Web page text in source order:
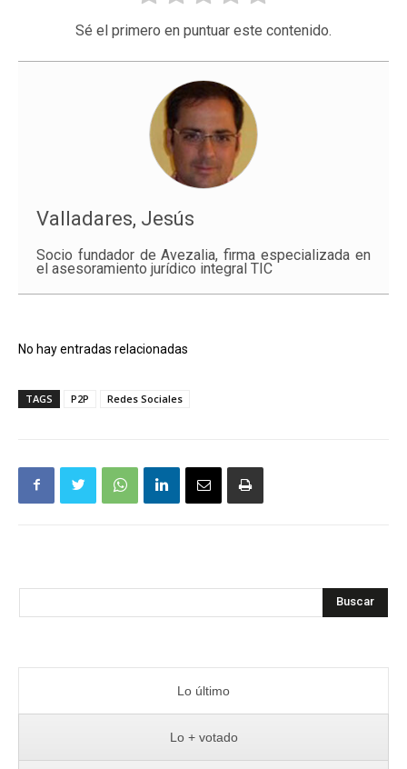
Sé el primero en puntuar este contenido.
Valladares, Jesús
Socio fundador de Avezalia, firma especializada en
el asesoramiento jurídico integral TIC
No hay entradas relacionadas
TAGS P2P Redes Sociales
Buscar
Lo último
Lo + votado